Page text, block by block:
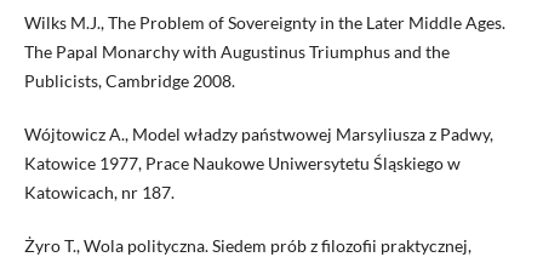
Wilks M.J., The Problem of Sovereignty in the Later Middle Ages.
The Papal Monarchy with Augustinus Triumphus and the
Publicists, Cambridge 2008.
Wójtowicz A., Model władzy państwowej Marsyliusza z Padwy,
Katowice 1977, Prace Naukowe Uniwersytetu Śląskiego w
Katowicach, nr 187.
Żyro T., Wola polityczna. Siedem prób z filozofii praktycznej,